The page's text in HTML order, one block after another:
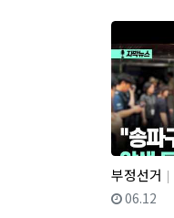
부정선거
등록일
06.12